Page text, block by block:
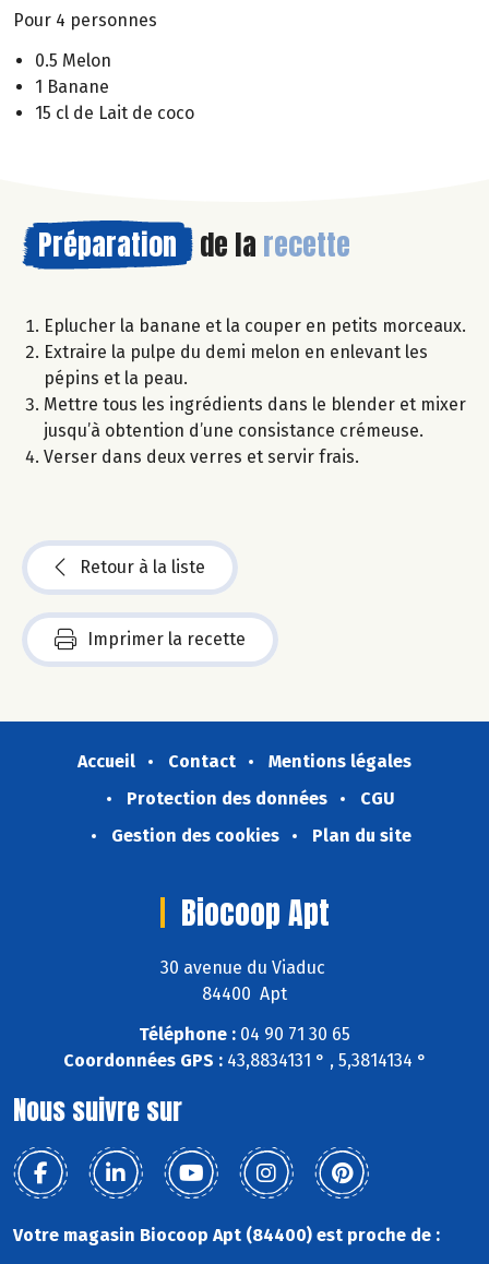
Pour 4 personnes
0.5 Melon
1 Banane
15 cl de Lait de coco
Préparation de la recette
Eplucher la banane et la couper en petits morceaux.
Extraire la pulpe du demi melon en enlevant les
pépins et la peau.
Mettre tous les ingrédients dans le blender et mixer
jusqu’à obtention d’une consistance crémeuse.
Verser dans deux verres et servir frais.
Retour à la liste
Imprimer la recette
Accueil Contact
Mentions légales
Protection des données
CGU
Gestion des cookies
Plan du site
Biocoop Apt
30 avenue du Viaduc
84400 Apt
Téléphone : 04 90 71 30 65
Coordonnées GPS :43,8834131 ° , 5,3814134 °
Nous suivre sur
Votre magasin Biocoop Apt (84400) est proche de :